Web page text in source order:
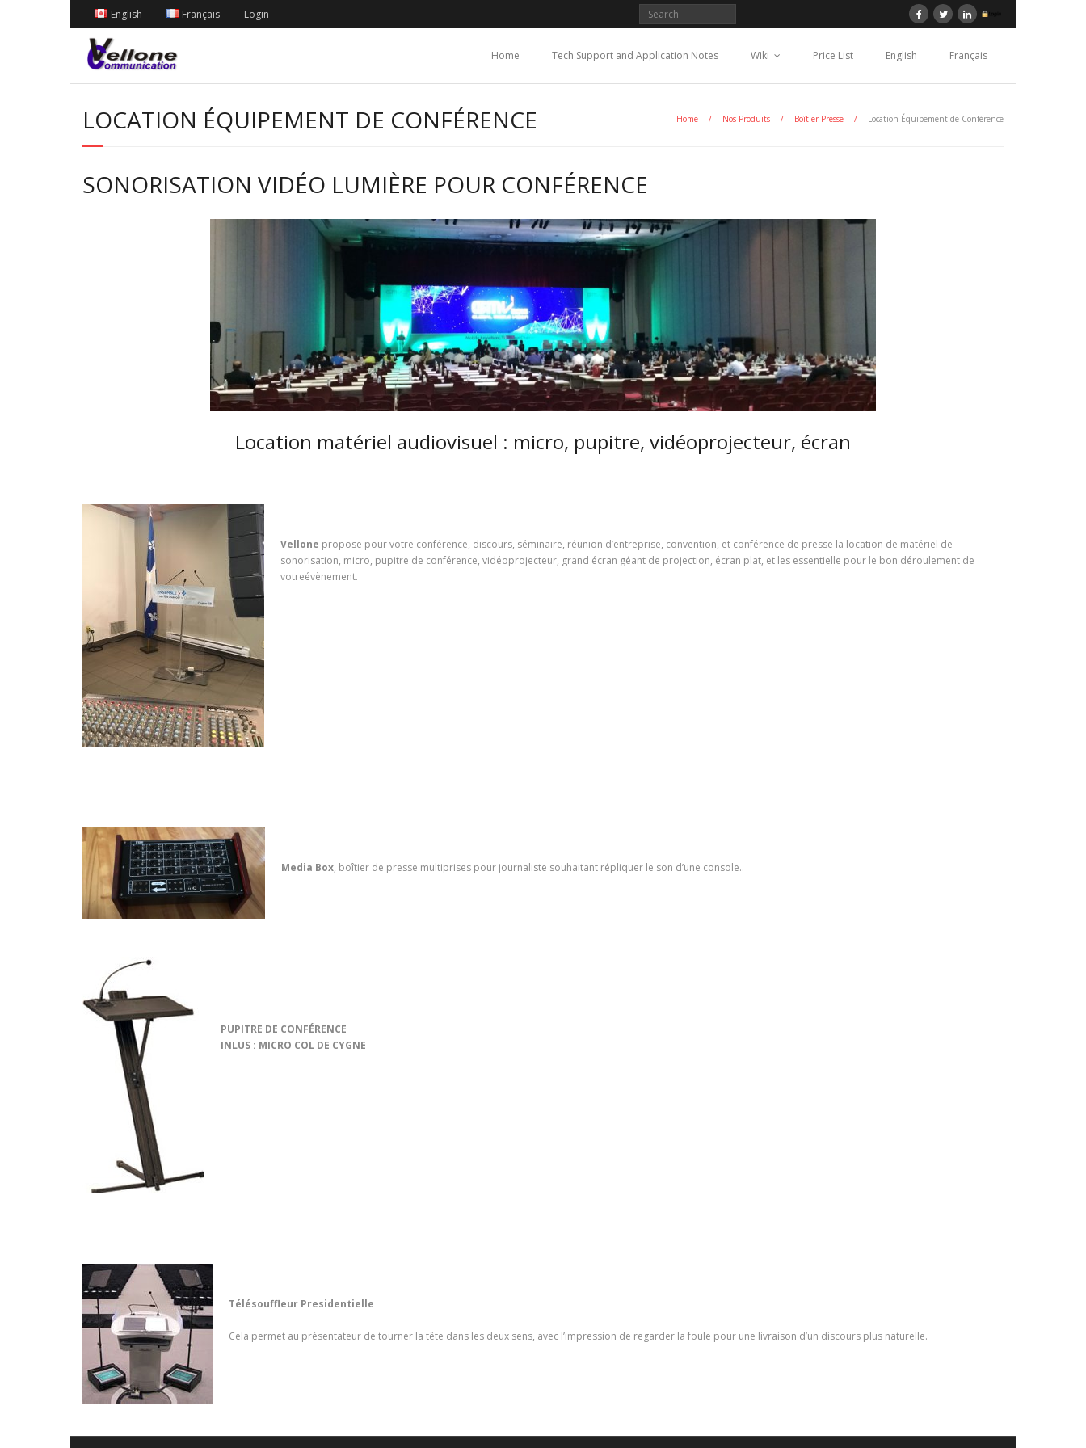
English Français Login
Home Tech Support and Application Notes Wiki Price List English Français
LOCATION ÉQUIPEMENT DE CONFÉRENCE Home / Nos Produits / Boîtier Presse / Location Équipement de Conférence
SONORISATION VIDÉO LUMIÈRE POUR CONFÉRENCE
Location matériel audiovisuel : micro, pupitre, vidéoprojecteur, écran
Vellone propose pour votre conférence, discours, séminaire, réunion d’entreprise, convention, et conférence de presse la location de matériel de
sonorisation, micro, pupitre de conférence, vidéoprojecteur, grand écran géant de projection, écran plat, et les essentielle pour le bon déroulement de
votreévènement.
Media Box, boîtier de presse multiprises pour journaliste souhaitant répliquer le son d’une console..
PUPITRE DE CONFÉRENCE
INLUS : MICRO COL DE CYGNE
Télésouffleur Presidentielle
Cela permet au présentateur de tourner la tête dans les deux sens, avec l’impression de regarder la foule pour une livraison d’un discours plus naturelle.